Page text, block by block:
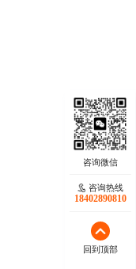
咨询热线
18402890810
回到顶部